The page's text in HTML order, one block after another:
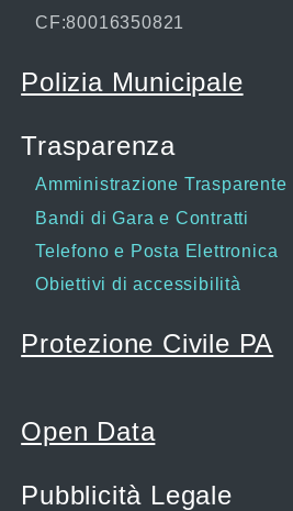
CF:80016350821
Polizia Municipale
Trasparenza
Amministrazione Trasparente
Bandi di Gara e Contratti
Telefono e Posta Elettronica
Obiettivi di accessibilità
Protezione Civile PA
Open Data
Pubblicità Legale